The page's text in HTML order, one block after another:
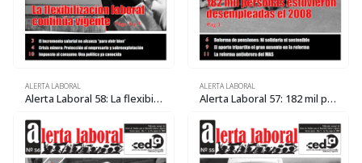
ALERTA LABORAL
Alerta Laboral 58: La flexibilización laboral continúa vigente
ALERTA LABORAL
Alerta Laboral 57: 182 mil personas estuvieron desempleadas el 2008